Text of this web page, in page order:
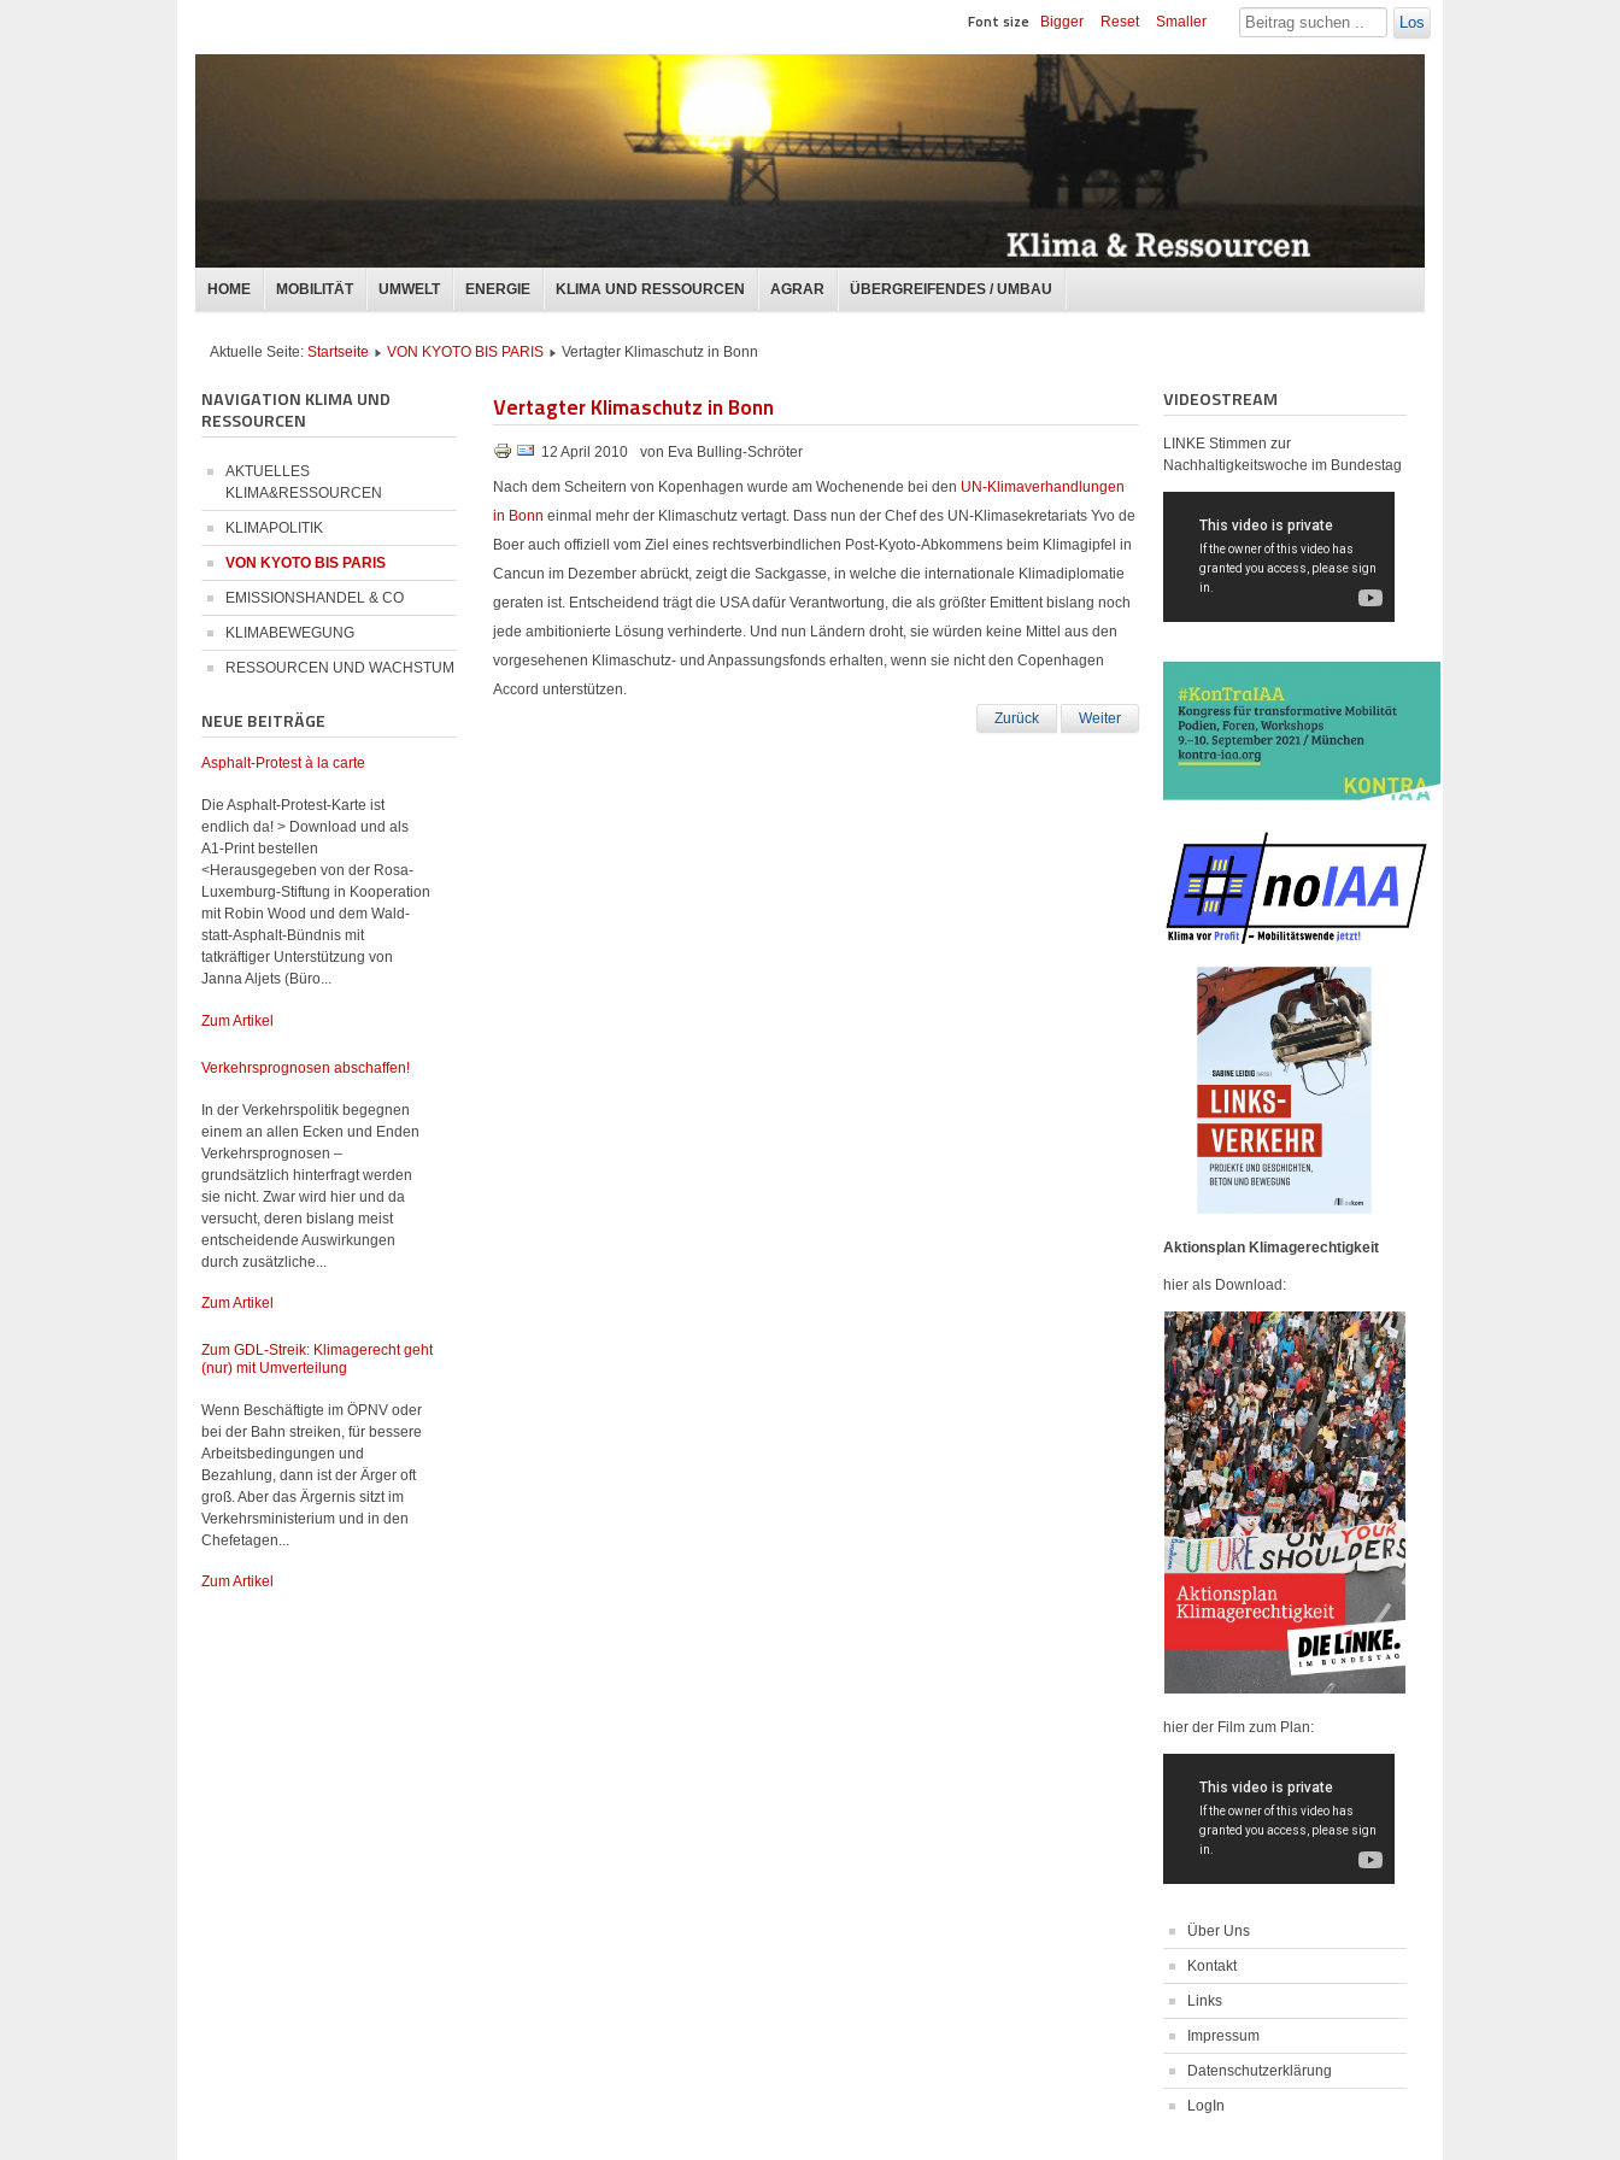
HOME MOBILITÄT UMWELT ENERGIE KLIMA UND RESSOURCEN AGRAR ÜBERGREIFENDES / UMBAU
Font size Bigger Reset Smaller Los
Aktuelle Seite: Startseite VON KYOTO BIS PARIS Vertagter Klimaschutz in Bonn
NAVIGATION KLIMA UND
RESSOURCEN
AKTUELLES
KLIMA&RESSOURCEN
KLIMAPOLITIK
VON KYOTO BIS PARIS
EMISSIONSHANDEL & CO
KLIMABEWEGUNG
RESSOURCEN UND WACHSTUM
NEUE BEITRÄGE
Asphalt-Protest à la carte
Die Asphalt-Protest-Karte ist
endlich da! > Download und als
A1-Print bestellen
<Herausgegeben von der Rosa-
Luxemburg-Stiftung in Kooperation
mit Robin Wood und dem Wald-
statt-Asphalt-Bündnis mit
tatkräftiger Unterstützung von
Janna Aljets (Büro...
Zum Artikel
Verkehrsprognosen abschaffen!
In der Verkehrspolitik begegnen
einem an allen Ecken und Enden
Verkehrsprognosen –
grundsätzlich hinterfragt werden
sie nicht. Zwar wird hier und da
versucht, deren bislang meist
entscheidende Auswirkungen
durch zusätzliche...
Zum Artikel
Zum GDL-Streik: Klimagerecht geht
(nur) mit Umverteilung
Wenn Beschäftigte im ÖPNV oder
bei der Bahn streiken, für bessere
Arbeitsbedingungen und
Bezahlung, dann ist der Ärger oft
groß. Aber das Ärgernis sitzt im
Verkehrsministerium und in den
Chefetagen...
Zum Artikel
Vertagter Klimaschutz in Bonn
12 April 2010 von Eva Bulling-Schröter
Nach dem Scheitern von Kopenhagen wurde am Wochenende bei den UN-Klimaverhandlungen
in Bonn einmal mehr der Klimaschutz vertagt. Dass nun der Chef des UN-Klimasekretariats Yvo de
Boer auch offiziell vom Ziel eines rechtsverbindlichen Post-Kyoto-Abkommens beim Klimagipfel in
Cancun im Dezember abrückt, zeigt die Sackgasse, in welche die internationale Klimadiplomatie
geraten ist. Entscheidend trägt die USA dafür Verantwortung, die als größter Emittent bislang noch
jede ambitionierte Lösung verhinderte. Und nun Ländern droht, sie würden keine Mittel aus den
vorgesehenen Klimaschutz- und Anpassungsfonds erhalten, wenn sie nicht den Copenhagen
Accord unterstützen.
Zurück
Weiter
VIDEOSTREAM
LINKE Stimmen zur
Nachhaltigkeitswoche im Bundestag
Aktionsplan Klimagerechtigkeit
hier als Download:
hier der Film zum Plan:
Über Uns
Kontakt
Links
Impressum
Datenschutzerklärung
LogIn